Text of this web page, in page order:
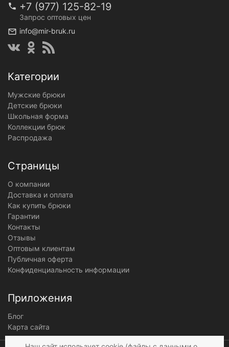
+7 (977) 125-82-19
Запрос оптовых цен
info@mir-bruk.ru
Категории
Мужские брюки
Детские брюки
Школьная форма
Коллекции брюк
Распродажа
Страницы
О компании
Доставка и оплата
Как купить брюки
Гарантии
Контакты
Отзывы
Оптовым клиентам
Публичная оферта
Конфиденциальность информации
Приложения
Блог
Карта сайта